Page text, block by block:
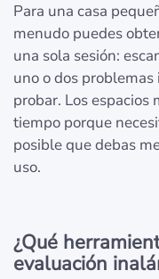
Para una casa
menudo puedes
una sola sesión:
uno o dos
probar. Los espacios
tiempo porque
posible que debas
uso.
¿Qué
evaluación